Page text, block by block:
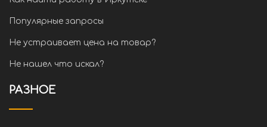
Популярные запросы
Не устраивает цена на товар?
Не нашел что искал?
РАЗНОЕ